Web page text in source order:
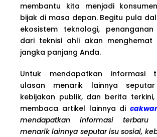
membantu kita menjadi
bijak di masa depan. Begitu pula
ekosistem teknologi,
dari teknisi ahli akan menghemat
jangka panjang Anda.
Untuk mendapatkan informasi
ulasan menarik lainnya
kebijakan publik, dan berita
membaca artikel lainnya di
mendapatkan informasi
menarik lainnya seputar isu sosial,